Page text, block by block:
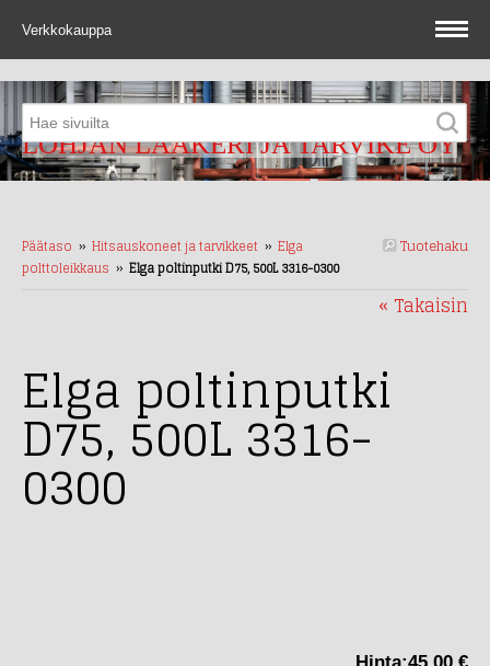
Verkkokauppa
LOHJAN LAAKERI JA TARVIKE OY
Tuotehaku
Päätaso ›› Hitsauskoneet ja tarvikkeet ›› Elga
polttoleikkaus ›› Elga poltinputki D75, 500L 3316-0300
« Takaisin
Elga poltinputki
D75, 500L 3316-
0300